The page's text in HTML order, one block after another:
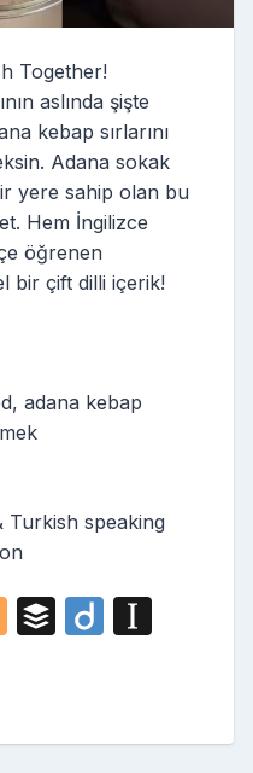
Together!
aslında şişte
kebap sırlarını
Adana sokak
yere sahip olan bu
Hem İngilizce
öğrenen
bir çift dilli içerik!
adana kebap
Turkish speaking
Bl
g
B
r
Di
p